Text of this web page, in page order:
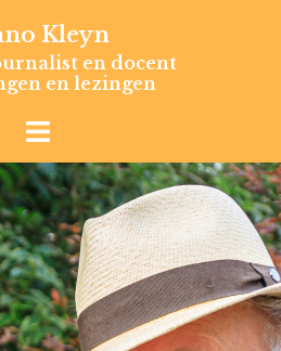
Kleyn
en docent
en lezingen